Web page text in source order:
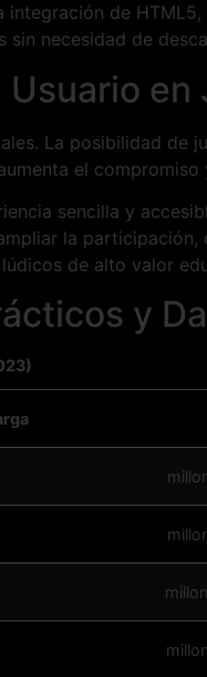
de
sin necesidad de
en
La posibilidad de
el compromiso
sencilla y
la participación,
de alto valor
y